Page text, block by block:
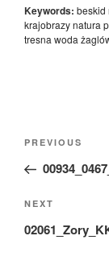
Keywords: beskid
krajobrazynatura
tresna woda
Nawigacja
Previous
Post
PREVIOUS
Next
Post
NEXT